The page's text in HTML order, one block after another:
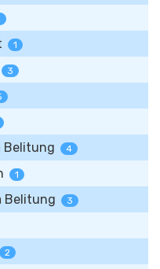
1
3
Belitung 4
1
Belitung 3
2